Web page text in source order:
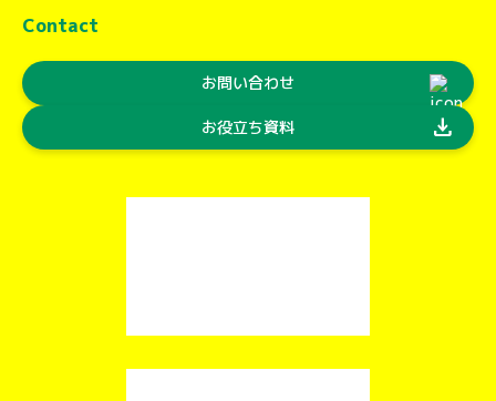
Contact
お問い合わせ
お役立ち資料 download